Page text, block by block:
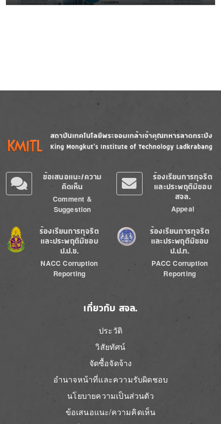
Image
ข้อเสนอแนะ/ความ
คิดเห็น
Comment &
Suggestion
ร้องเรียนการทุจริต
และประพฤติมิชอบ
สจล.
Appeal
Image
ร้องเรียนการทุจริต
และประพฤติมิชอบ
ป.ป.ช.
NACC Corruption
Reporting
Image
ร้องเรียนการทุจริต
และประพฤติมิชอบ
ป.ป.ท.
PACC Corruption
Reporting
เกี่ยวกับ สจล.
ประวัติ
วิสัยทัศน์
จัดซื้อจัดจ้าง
อำนาจหน้าที่และความรับผิดชอบ
นโยบายความเป็นส่วนตัว
ข้อเสนอแนะ/ความคิดเห็น